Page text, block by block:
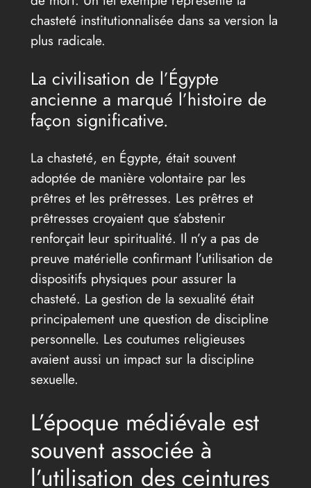
chasteté institutionnalisée dans sa version la
plus radicale.
La civilisation de l’Égypte
ancienne a marqué l’histoire de
façon significative.
La chasteté, en Égypte, était souvent
adoptée de manière volontaire par les
prêtres et les prêtresses. Les prêtres et
prêtresses croyaient que s’abstenir
renforçait leur spiritualité. Il n’y a pas de
preuve matérielle confirmant l’utilisation de
dispositifs physiques pour assurer la
chasteté. La gestion de la sexualité était
principalement une question de discipline
personnelle. Les coutumes religieuses
avaient aussi un impact sur la discipline
sexuelle.
L’époque médiévale est
souvent associée à
l’utilisation des ceintures